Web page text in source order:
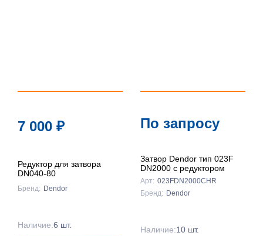
7 000 ₽
Редуктор для затвора
DN040-80
Бренд: Dendor
Наличие:6 шт.
По запросу
Затвор Dendor тип 023F
DN2000 с редуктором
Арт: 023FDN2000CHR
Бренд: Dendor
Наличие:10 шт.